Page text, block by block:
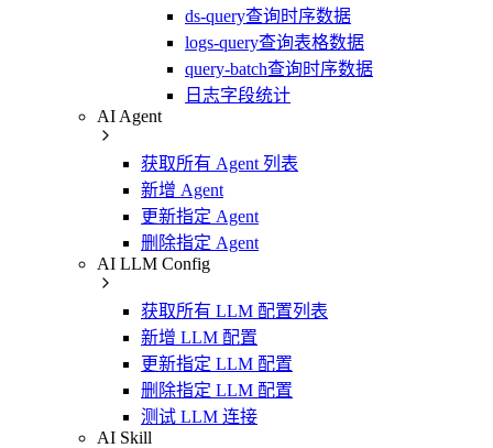
ds-query查询时序数据
logs-query查询表格数据
query-batch查询时序数据
日志字段统计
AI Agent
获取所有 Agent 列表
新增 Agent
更新指定 Agent
删除指定 Agent
AI LLM Config
获取所有 LLM 配置列表
新增 LLM 配置
更新指定 LLM 配置
删除指定 LLM 配置
测试 LLM 连接
AI Skill